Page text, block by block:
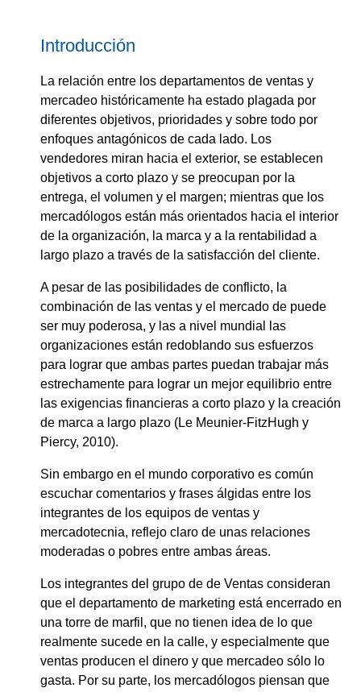
Introducción
La relación entre los departamentos de ventas y
mercadeo históricamente ha estado plagada por
diferentes objetivos, prioridades y sobre todo por
enfoques antagónicos de cada lado. Los
vendedores miran hacia el exterior, se establecen
objetivos a corto plazo y se preocupan por la
entrega, el volumen y el margen; mientras que los
mercadólogos están más orientados hacia el interior
de la organización, la marca y a la rentabilidad a
largo plazo a través de la satisfacción del cliente.
A pesar de las posibilidades de conflicto, la
combinación de las ventas y el mercado de puede
ser muy poderosa, y las a nivel mundial las
organizaciones están redoblando sus esfuerzos
para lograr que ambas partes puedan trabajar más
estrechamente para lograr un mejor equilibrio entre
las exigencias financieras a corto plazo y la creación
de marca a largo plazo (Le Meunier-FitzHugh y
Piercy, 2010).
Sin embargo en el mundo corporativo es común
escuchar comentarios y frases álgidas entre los
integrantes de los equipos de ventas y
mercadotecnia, reflejo claro de unas relaciones
moderadas o pobres entre ambas áreas.
Los integrantes del grupo de de Ventas consideran
que el departamento de marketing está encerrado en
una torre de marfil, que no tienen idea de lo que
realmente sucede en la calle, y especialmente que
ventas producen el dinero y que mercadeo sólo lo
gasta. Por su parte, los mercadólogos piensan que